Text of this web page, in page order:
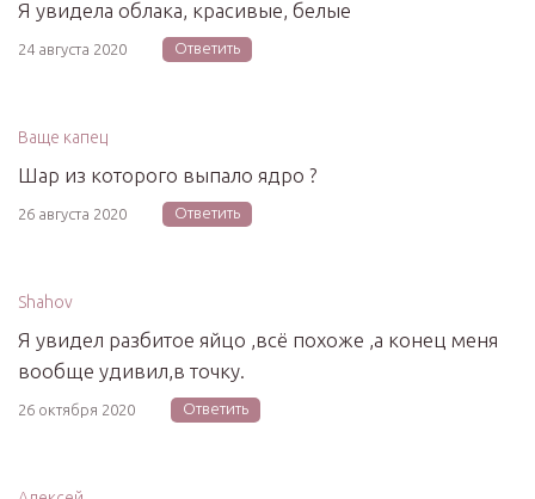
Я увидела облака, красивые, белые
24 августа 2020 Ответить
Ваще капец
Шар из которого выпало ядро ?
26 августа 2020 Ответить
Shahov
Я увидел разбитое яйцо ,всё похоже ,а конец меня
вообще удивил,в точку.
26 октября 2020 Ответить